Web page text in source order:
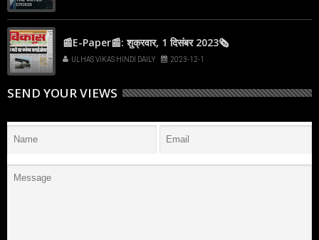
📰E-Paper📰: शुक्रवार, 1 दिसंबर 2023🗞
ULHAS VIKAS HINDI DAILY 2023-12-1
SEND YOUR VIEWS